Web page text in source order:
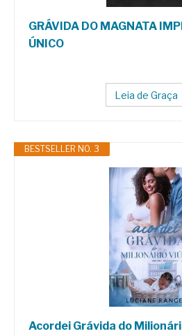
GRÁVIDA DO MAGNATA
ÚNICO
Leia de Graça
BESTSELLER NO. 3
Acordei Grávida do